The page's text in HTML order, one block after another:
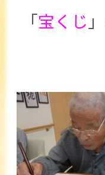
「宝くじ 」